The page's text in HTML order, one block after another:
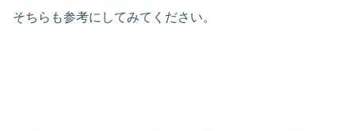
そちらも参考にしてみてください。